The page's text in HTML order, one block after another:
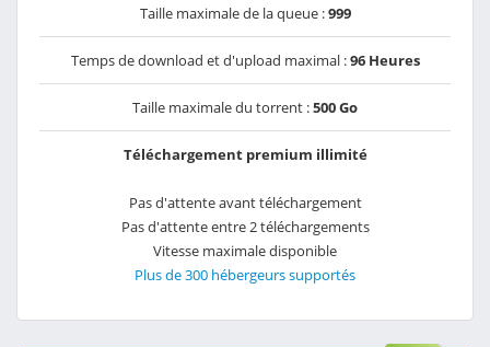
Taille maximale de la queue :999
Temps de download et d'upload maximal :96 Heures
Taille maximale du torrent :500 Go
Téléchargement premium illimité
Pas d'attente avant téléchargement
Pas d'attente entre 2 téléchargements
Vitesse maximale disponible
Plus de 300 hébergeurs supportés